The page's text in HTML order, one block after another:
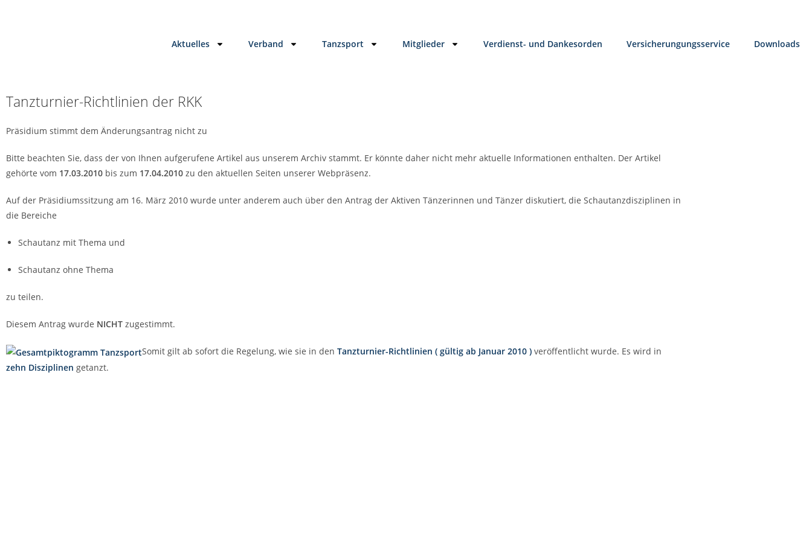
Aktuelles Verband Tanzsport Mitglieder Verdienst- und Dankesorden Versicherungungsservice Downloads
Tanzturnier-Richtlinien der RKK
Präsidium stimmt dem Änderungsantrag nicht zu
Bitte beachten Sie, dass der von Ihnen aufgerufene Artikel aus unserem Archiv stammt. Er könnte daher nicht mehr aktuelle Informationen enthalten. Der Artikel
gehörte vom 17.03.2010 bis zum 17.04.2010 zu den aktuellen Seiten unserer Webpräsenz.
Auf der Präsidiumssitzung am 16. März 2010 wurde unter anderem auch über den Antrag der Aktiven Tänzerinnen und Tänzer diskutiert, die Schautanzdisziplinen in
die Bereiche
Schautanz mit Thema und
Schautanz ohne Thema
zu teilen.
Diesem Antrag wurde NICHT zugestimmt.
Somit gilt ab sofort die Regelung, wie sie in den Tanzturnier-Richtlinien ( gültig ab Januar 2010 ) veröffentlicht wurde. Es wird in
zehn Disziplinen getanzt.